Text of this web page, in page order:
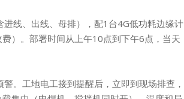
线、出线、母排），配1台4G低功耗边缘计
）。部署时间从上午10点到下午6点，当天
。工地电工接到提醒后，立即到现场排查，